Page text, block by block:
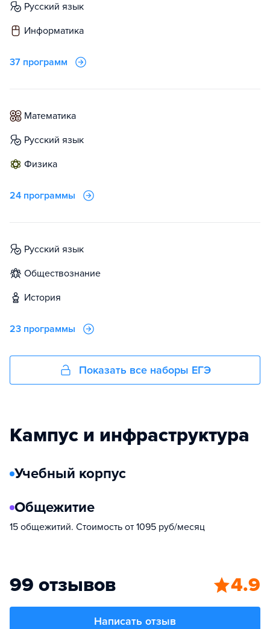
русский язык
информатика
37 программ
математика
русский язык
физика
24 программы
русский язык
обществознание
история
23 программы
Показать все наборы ЕГЭ
Кампус и инфраструктура
Учебный корпус
Общежитие
15 общежитий. Стоимость от 1095 руб/месяц
99 отзывов 4.9
Написать отзыв